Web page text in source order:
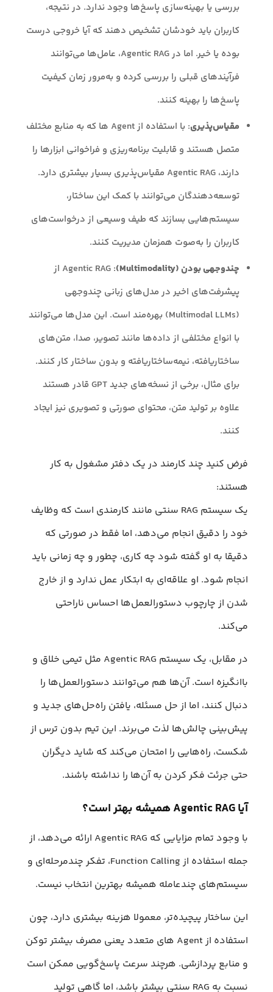
بررسی یا بهینه‌سازی پاسخ‌ها وجود ندارد. در نتیجه،
کاربران باید خودشان تشخیص دهند که آیا خروجی درست
بوده یا خیر. اما در Agentic RAG، عامل‌ها می‌توانند
فرآیندهای قبلی را بررسی کرده و به‌مرور زمان کیفیت
پاسخ‌ها را بهینه کنند.
مقیاس‌پذیری
: با استفاده از Agent ها که به منابع مختلف
متصل هستند و قابلیت برنامه‌ریزی و فراخوانی ابزارها را
دارند، Agentic RAG مقیاس‌پذیری بسیار بیشتری دارد.
توسعه‌دهندگان می‌توانند با کمک این ساختار،
سیستم‌هایی بسازند که طیف وسیعی از درخواست‌های
کاربران را به‌صوت همزمان مدیریت کنند.
چندوجهی بودن (Multimodality)
: Agentic RAG از
پیشرفت‌های اخیر در مدل‌های زبانی چندوجهی
(Multimodal LLMs) بهره‌مند است. این مدل‌ها می‌توانند
با انواع مختلفی از داده‌ها مانند تصویر، صدا، متن‌های
ساختاریافته، نیمه‌ساختاریافته و بدون ساختار کار کنند.
برای مثال، برخی از نسخه‌های جدید GPT قادر هستند
علاوه بر تولید متن، محتوای صورتی و تصویری نیز ایجاد
کنند.
فرض کنید چند کارمند در یک دفتر مشغول به کار
هستند:
یک سیستم RAG سنتی مانند کارمندی است که وظایف
خود را دقیق انجام می‌دهد، اما فقط در صورتی که
دقیقا به او گفته شود چه کاری، چطور و چه زمانی باید
انجام شود. او علاقه‌ای به ابتکار عمل ندارد و از خارج
شدن از چارچوب دستورالعمل‌ها احساس ناراحتی
می‌کند.
در مقابل، یک سیستم Agentic RAG مثل تیمی خلاق و
باانگیزه است. آن‌ها هم می‌توانند دستورالعمل‌ها را
دنبال کنند، اما از حل مسئله، یافتن راه‌حل‌های جدید و
پیش‌بینی چالش‌ها لذت می‌برند. این تیم بدون ترس از
شکست، راه‌هایی را امتحان می‌کند که شاید دیگران
حتی جرئت فکر کردن به آن‌ها را نداشته باشند.
آیا Agentic RAG همیشه بهتر است؟
با وجود تمام مزایایی که Agentic RAG ارائه می‌دهد، از
جمله استفاده از Function Calling، تفکر چندمرحله‌ای و
سیستم‌های چندعامله همیشه بهترین انتخاب نیست.
این ساختار پیچیده‌تر، معمولا هزینه‌ بیشتری دارد، چون
استفاده از Agent های متعدد یعنی مصرف بیشتر توکن
و منابع پردازشی. هرچند سرعت پاسخ‌گویی ممکن است
نسبت به RAG سنتی بیشتر باشد، اما گاهی تولید